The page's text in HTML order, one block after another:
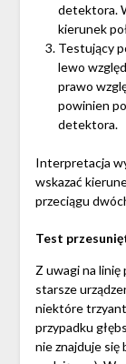
detektora.
kierunek
Testujący
lewo
prawo
powinien
detektora.
Interpretacja
wskazać
przeciągu
Test
Z uwagi na
starsze
niektóre
przypadku
nie znajduje